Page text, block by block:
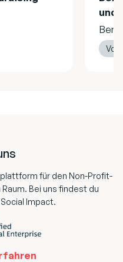
und
für den Non-Profit-
Bei uns findest du
Impact.